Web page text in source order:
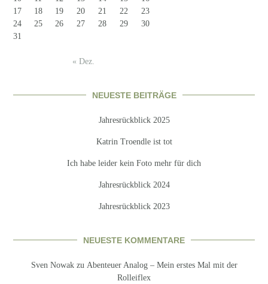
17
18 19 20 21 22
23
24
25 26 27 28 29
30
31
« Dez.
NEUESTE BEITRÄGE
Jahresrückblick 2025
Katrin Troendle ist tot
Ich habe leider kein Foto mehr für dich
Jahresrückblick 2024
Jahresrückblick 2023
NEUESTE KOMMENTARE
Sven Nowakzu Abenteuer Analog – Mein erstes Mal mit der
Rolleiflex